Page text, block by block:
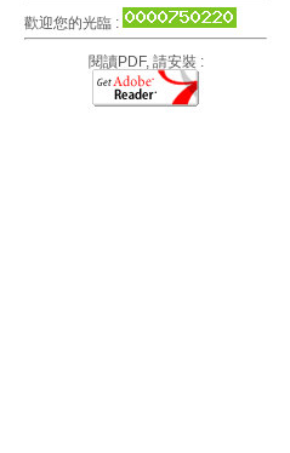
歡迎您的光臨 :
閱讀PDF, 請安裝 :